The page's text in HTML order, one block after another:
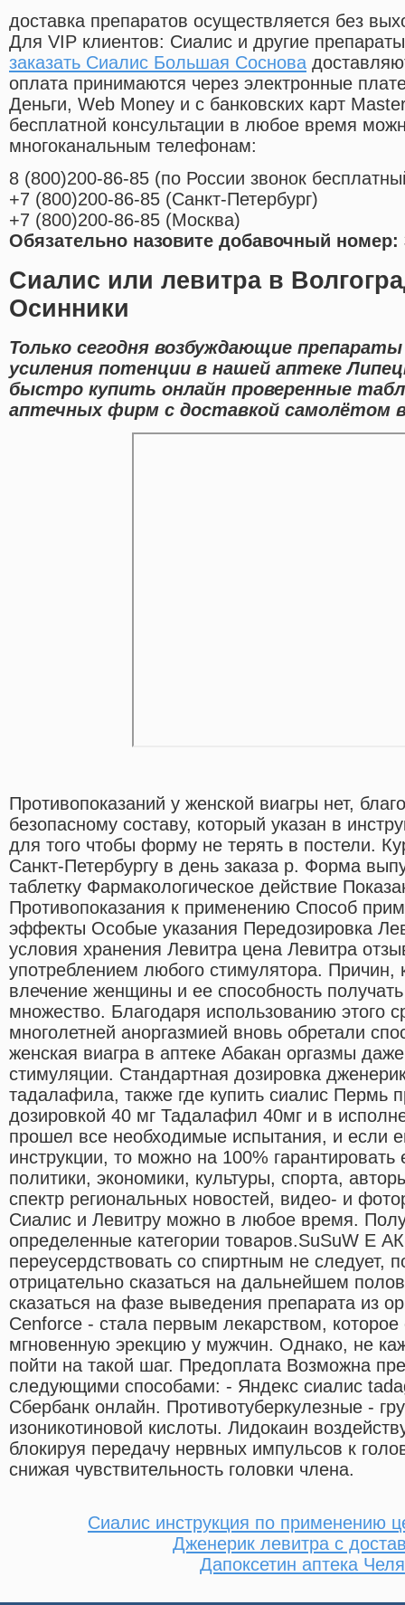
доставка препаратов осуществляется без
Для VIP клиентов: Сиалис и другие
заказать Сиалис Большая Соснова
оплата принимаются через электронные
Деньги, Web Money и с банковских карт
бесплатной консультации в любое время
многоканальным телефонам:
8 (800)200-86-85 (по России звонок
+7 (800)200-86-85 (Санкт-Петербург)
+7 (800)200-86-85 (Москва)
Обязательно назовите добавочный номер:
Сиалис или левитра в
Осинники
Только сегодня возбуждающие
усиления потенции в нашей аптеке
быстро купить онлайн проверенные
аптечных фирм с доставкой самолётом
Противопоказаний у женской виагры нет,
безопасному составу, который указан в
для того чтобы форму не терять в постели.
Санкт-Петербургу в день заказа р. Форма
таблетку Фармакологическое действие
Противопоказания к применению Способ
эффекты Особые указания Передозировка
условия хранения Левитра цена Левитра
употреблением любого стимулятора.
влечение женщины и ее способность
множество. Благодаря использованию этого
многолетней аноргазмией вновь обретали
женская виагра в аптеке Абакан оргазмы
стимуляции. Стандартная дозировка
тадалафила, также где купить сиалис Пермь
дозировкой 40 мг Тадалафил 40мг и в
прошел все необходимые испытания, и если
инструкции, то можно на 100% гарантировать
политики, экономики, культуры, спорта,
спектр региональных новостей, видео- и
Сиалис и Левитру можно в любое время.
определенные категории товаров.SuSuW E
переусердствовать со спиртным не следует,
отрицательно сказаться на дальнейшем
сказаться на фазе выведения препарата из
Cenforce - стала первым лекарством, которое
мгновенную эрекцию у мужчин. Однако, не
пойти на такой шаг. Предоплата Возможна
следующими способами: - Яндекс сиалис
Сбербанк онлайн. Противотуберкулезные -
изоникотиновой кислоты. Лидокаин
блокируя передачу нервных импульсов к
снижая чувствительность головки члена.
Сиалис инструкция по применению
Дженерик левитра с
Дапоксетин аптека